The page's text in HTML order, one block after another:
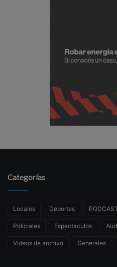
Categorías
Locales Deportes
Policiales Espectaculos
Videos de archivo Generales